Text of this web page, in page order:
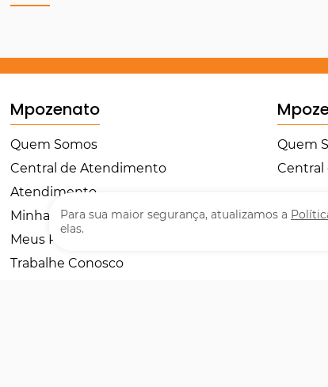
Para sua maior segurança, atualizamos a
elas.
Mpozenato
Quem Somos
Central de Atendimento
Atendimento
Minha Conta
Meus Pedidos
Trabalhe Conosco
Quem